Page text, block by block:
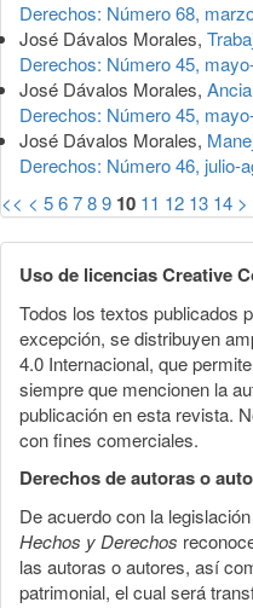
Derechos: Número 68,
José Dávalos Morales,
Derechos: Número 45,
José Dávalos Morales,
Derechos: Número 45,
José Dávalos Morales,
Derechos: Número 46, julio-
<< < 56789 10 11 12 13 14 >
Uso de licencias Creative
Todos los textos publicados
excepción, se distribuyen
4.0 Internacional, que
siempre que mencionen la
publicación en esta revista.
con fines comerciales.
Derechos de autoras o
De acuerdo con la
Hechos y Derechos
las autoras o autores, así
patrimonial, el cual será